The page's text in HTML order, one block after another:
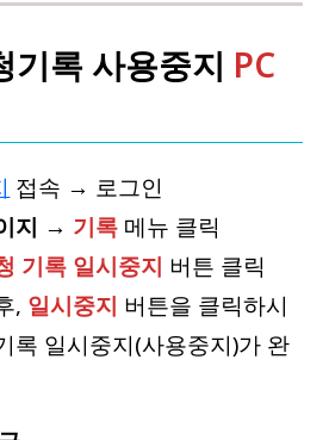
기록 사용중지 PC
접속 → 로그인
지 → 기록 메뉴 클릭
기록 일시중지 버튼 클릭
, 일시중지 버튼을 클릭하시
록 일시중지(사용중지)가 완